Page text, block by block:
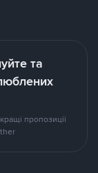
та
пропозиції